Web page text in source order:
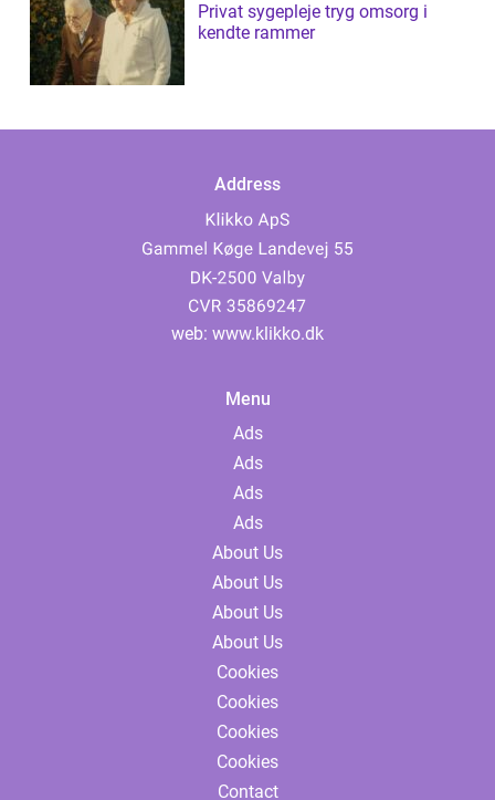
Privat sygepleje tryg omsorg i
kendte rammer
Address
web: www.klikko.dk
Menu
Ads
Ads
Ads
Ads
About Us
About Us
About Us
About Us
Cookies
Cookies
Cookies
Cookies
Contact